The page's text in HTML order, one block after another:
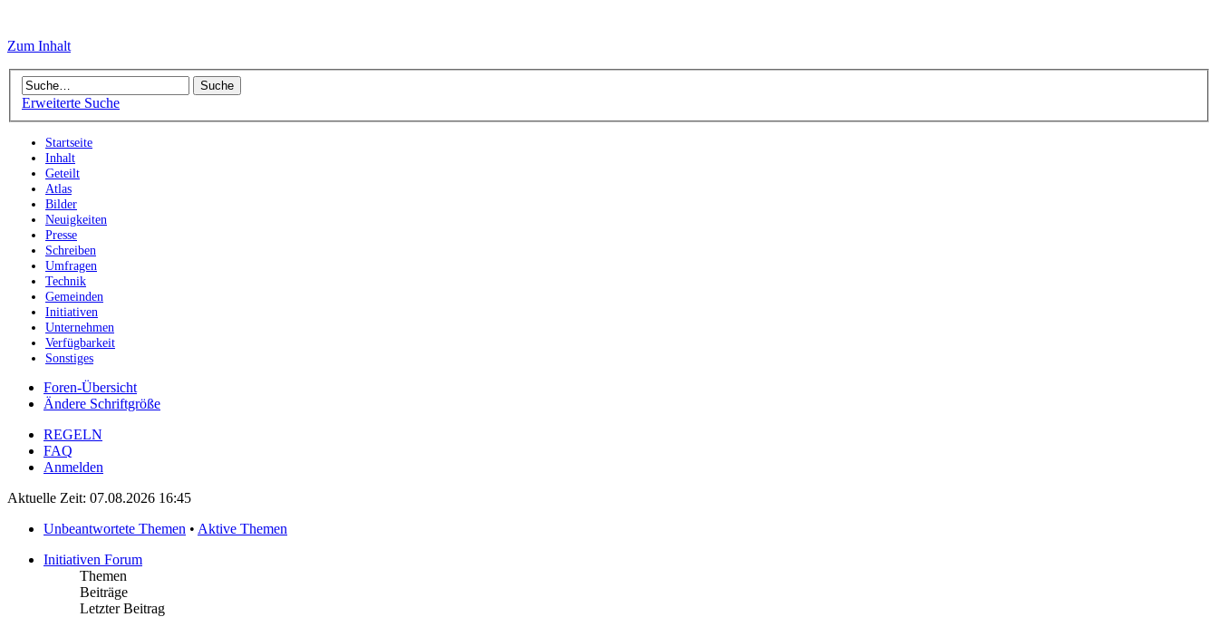
Zum Inhalt
Erweiterte Suche
Startseite
Inhalt
Geteilt
Atlas
Bilder
Neuigkeiten
Presse
Schreiben
Umfragen
Technik
Gemeinden
Initiativen
Unternehmen
Verfügbarkeit
Sonstiges
Foren-Übersicht
Ändere Schriftgröße
REGELN
FAQ
Anmelden
Aktuelle Zeit: 07.08.2026 16:45
Unbeantwortete Themen • Aktive Themen
Initiativen Forum
Themen
Beiträge
Letzter Beitrag